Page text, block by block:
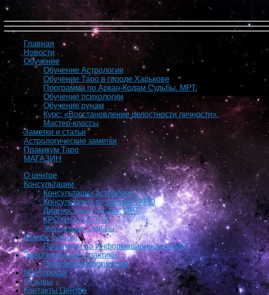
Меню
Главная
Новости
Обучение
Обучение Астрологии
Обучение Таро в городе Харькове
Программа по Аркан-Кодам Судьбы. МРТ.
Обучение психологии
Обучение рунам
Курс: «Восстановление целостности личности».
Мастер-классы
Заметки и статьи
Астрологические заметки
Пракикум Таро
МАГАЗИН
О центре
Консультации
Консультации астролога
Консультации по картам ТАРО
Диагностика Судьбы. МРТ
КРОУНОСКОПИЯ
“Коррекция Судьбы”
Имидж судьбы
Практикум по Информационному Коду
Энергетические практики.
Полезная информация
Мастерская
Отзывы
Контакты Центра